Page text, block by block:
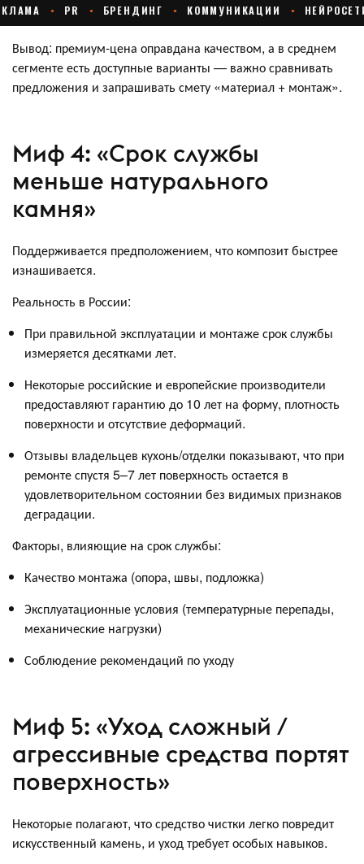
Вывод: премиум-цена оправдана качеством, а в среднем
сегменте есть доступные варианты — важно сравнивать
предложения и запрашивать смету «материал + монтаж».
Миф 4: «Срок службы
меньше натурального
камня»
Поддерживается предположением, что композит быстрее
изнашивается.
Реальность в России:
При правильной эксплуатации и монтаже срок службы
измеряется десятками лет.
Некоторые российские и европейские производители
предоставляют гарантию до 10 лет на форму, плотность
поверхности и отсутствие деформаций.
Отзывы владельцев кухонь/отделки показывают, что при
ремонте спустя 5–7 лет поверхность остается в
удовлетворительном состоянии без видимых признаков
деградации.
Факторы, влияющие на срок службы:
Качество монтажа (опора, швы, подложка)
Эксплуатационные условия (температурные перепады,
механические нагрузки)
Соблюдение рекомендаций по уходу
Миф 5: «Уход сложный /
агрессивные средства портят
поверхность»
Некоторые полагают, что средство чистки легко повредит
искусственный камень, и уход требует особых навыков.